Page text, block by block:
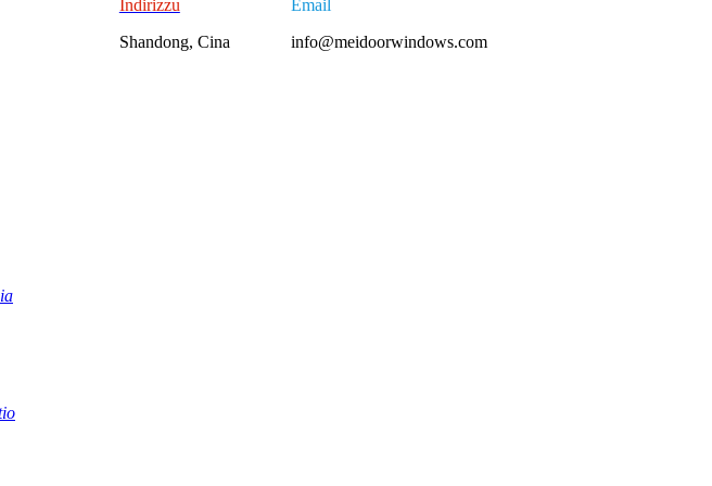
Indirizzu
Shandong, Cina
Email
info@meidoorwindows.com